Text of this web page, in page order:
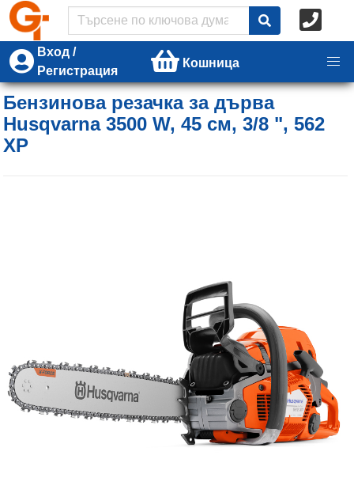
Вход /
Регистрация
Кошница
Бензинова резачка за дърва
Husqvarna 3500 W, 45 см, 3/8 ", 562
XP